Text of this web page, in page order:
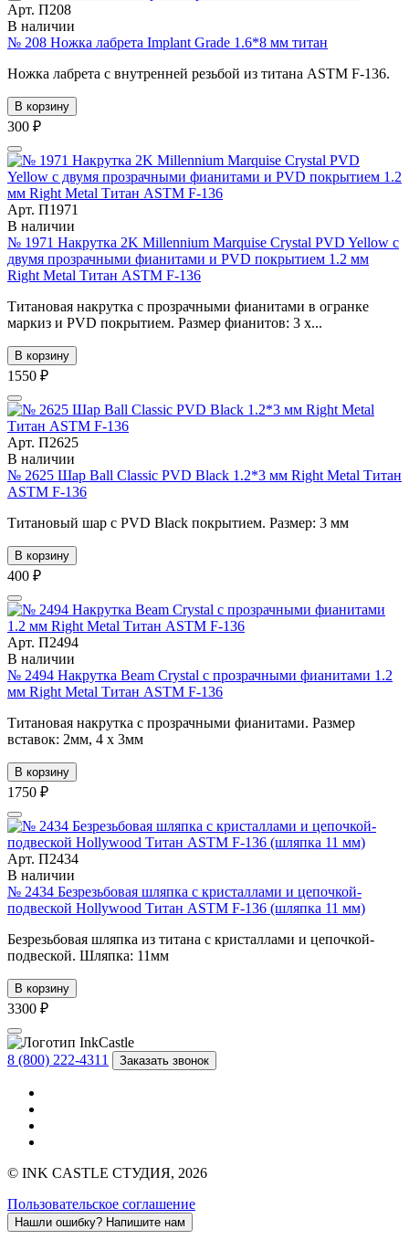
Арт. П208
В наличии
№ 208 Ножка лабрета Implant Grade 1.6*8 мм титан
Ножка лабрета с внутренней резьбой из титана ASTM F-136.
В корзину
300 ₽
Арт. П1971
В наличии
№ 1971 Накрутка 2K Millennium Marquise Crystal PVD Yellow с
двумя прозрачными фианитами и PVD покрытием 1.2 мм
Right Metal Титан ASTM F-136
Титановая накрутка с прозрачными фианитами в огранке
маркиз и PVD покрытием. Размер фианитов: 3 х...
В корзину
1550 ₽
Арт. П2625
В наличии
№ 2625 Шар Ball Classic PVD Black 1.2*3 мм Right Metal Титан
ASTM F-136
Титановый шар с PVD Black покрытием. Размер: 3 мм
В корзину
400 ₽
Арт. П2494
В наличии
№ 2494 Накрутка Beam Crystal с прозрачными фианитами 1.2
мм Right Metal Титан ASTM F-136
Титановая накрутка с прозрачными фианитами. Размер
вставок: 2мм, 4 х 3мм
В корзину
1750 ₽
Арт. П2434
В наличии
№ 2434 Безрезьбовая шляпка с кристаллами и цепочкой-
подвеской Hollywood Титан ASTM F-136 (шляпка 11 мм)
Безрезьбовая шляпка из титана с кристаллами и цепочкой-
подвеской. Шляпка: 11мм
В корзину
3300 ₽
8 (800) 222-4311 Заказать звонок
© INK CASTLE СТУДИЯ, 2026
Пользовательское соглашение
Нашли ошибку? Напишите нам